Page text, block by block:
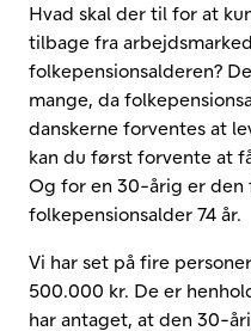
Hvad skal der til for at
tilbage fra
folkepensionsalderen?
mange, da
danskerne forventes at
kan du først forvente at
Og for en 30-årig er den
folkepensionsalder 74 år.
Vi har set på fire
500.000 kr. De er
har antaget, at den 30-